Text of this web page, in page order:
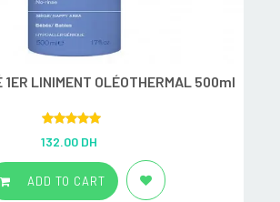
1ER LINIMENT OLÉOTHERMAL 500ml
out of 5
132.00 DH
ADD TO CART